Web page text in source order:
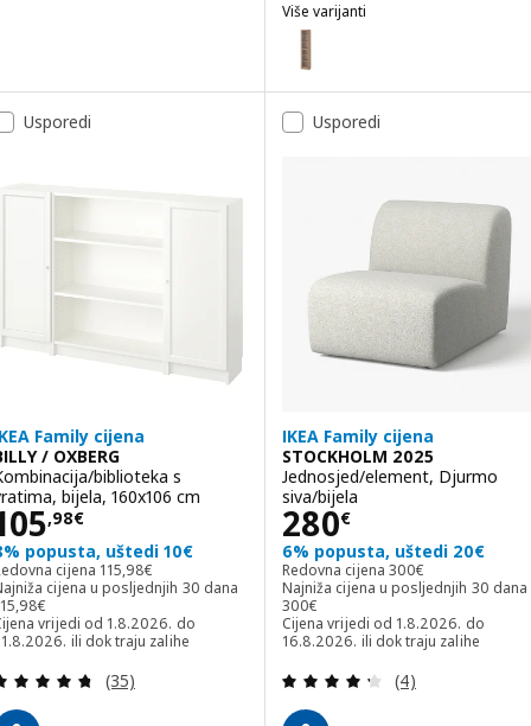
Više varijanti
BILLY / OXBERG
Mogućnost: BILLY /
Mogućnost: BILLY / OXBERG,
Usporedi
Family cijena
/ OXBERG
biblioteka s
bijela, 160x106 cm
,98€105,98€
popusta, uštedi 10€
cijena 115,98€
Redovna cijena 115,98€
cijena u posljednjih 30 dana
,98€cijena u posljednjih 30 dana 115,98€
vrijedi od 1.8.2026. do
ili dok traju zalihe
Revizija: 4.7 od 5 zvjezdica. Ukupno recenzija:
(35)
Usporedi
IKEA Family cijena
STOCKHOLM 2025
Jednosjed/element, Djurmo
siva/bijela
280€
Cijena 280€
6% popusta, uštedi 20€
Redovna cijena 300€
Redovna cijena 300€
Najniža cijena u posljednjih 30 dana
300€
Najniža cijena u posljednjih 30 dana
Cijena vrijedi od 1.8.2026. do
16.8.2026. ili dok traju zalihe
Revizija: 4.3
(4)